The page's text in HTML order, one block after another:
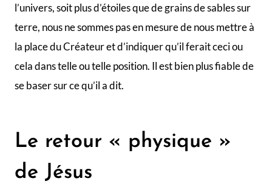
l’univers, soit plus d’étoiles que de grains de sables sur
terre, nous ne sommes pas en mesure de nous mettre à
la place du Créateur et d’indiquer qu’il ferait ceci ou
cela dans telle ou telle position. Il est bien plus fiable de
se baser sur ce qu’il a dit.
Le retour « physique »
de Jésus